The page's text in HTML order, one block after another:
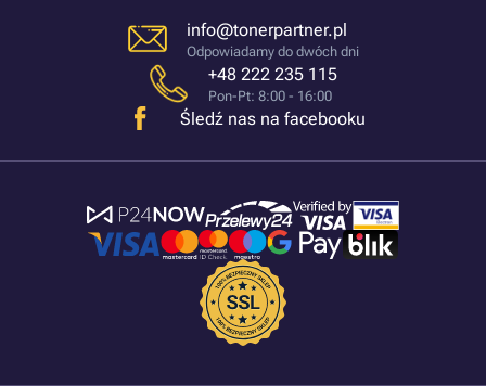
info@tonerpartner.pl
Odpowiadamy do dwóch dni
+48 222 235 115
Pon-Pt: 8:00 - 16:00
Śledź nas na facebooku